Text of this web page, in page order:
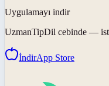
Uygulamayı indir
UzmanTipDil cebinde —
İndirApp Store